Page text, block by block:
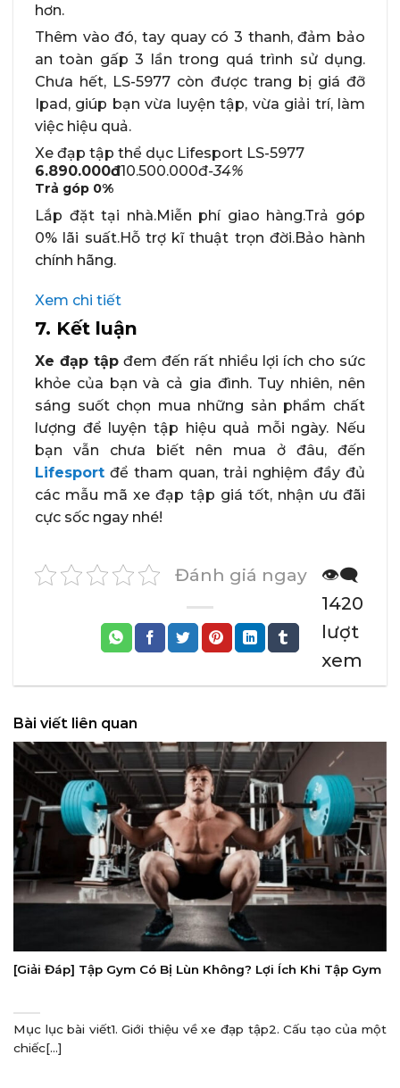
hơn.
Thêm vào đó, tay quay có 3 thanh, đảm bảo
an toàn gấp 3 lần trong quá trình sử dụng.
Chưa hết, LS-5977 còn được trang bị giá đỡ
Ipad, giúp bạn vừa luyện tập, vừa giải trí, làm
việc hiệu quả.
Xe đạp tập thể dục Lifesport LS-5977
6.890.000đ10.500.000đ-34%
Trả góp 0%
Lắp đặt tại nhà.Miễn phí giao hàng.Trả góp
0% lãi suất.Hỗ trợ kĩ thuật trọn đời.Bảo hành
chính hãng.
Xem chi tiết
7. Kết luận
Xe đạp tập đem đến rất nhiều lợi ích cho sức
khỏe của bạn và cả gia đình. Tuy nhiên, nên
sáng suốt chọn mua những sản phẩm chất
lượng để luyện tập hiệu quả mỗi ngày. Nếu
bạn vẫn chưa biết nên mua ở đâu, đến
Lifesport để tham quan, trải nghiệm đầy đủ
các mẫu mã xe đạp tập giá tốt, nhận ưu đãi
cực sốc ngay nhé!
Đánh giá ngay
👁️‍🗨️
1420
lượt
xem
Bài viết liên quan
[Giải Đáp] Tập Gym Có Bị Lùn Không? Lợi Ích Khi Tập Gym
Mục lục bài viết1. Giới thiệu về xe đạp tập2. Cấu tạo của một
chiếc[...]